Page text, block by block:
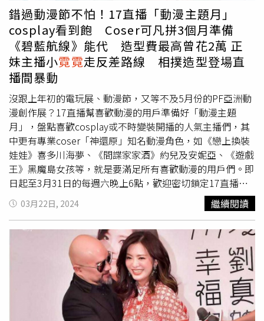
息告知要上船，沒想到彩排時竟穿著一身閃亮造型現身，還
主動協助幕後工作，讓眾人又驚又喜。為了讓辛龍順利登
台，陳美鳳還特地刪減3首歌曲騰出表演時間。當晚辛龍除
了與陳美鳳合唱經典歌曲〈愛情釀的酒〉外，也重現久違的
模仿秀。他坦言自己已經至少6年沒有公開模仿，「其實會
緊張」，但一拿起麥克風便立刻進入狀態，接連模仿張學
友、王傑、余天、姜育恆、齊秦及費玉清等歌手，無論歌聲
或神韻都維妙維肖，贏得滿場掌聲。陳美鳳笑說：「老闆賺
到、觀眾也賺到。」因為辛龍不僅唱歌，還帶來模仿橋段，
讓整場演唱會驚喜不斷。許多旅客事後也表示，能夠在郵輪
上看到久違的辛龍站上舞台，堪稱此行最大彩蛋。辛龍先前
曾透露，過去幾年幾乎把全部時間投入照顧女兒與音樂創
作。談到如今已10歲的霓霓，他認為女兒遺傳了劉真的好品
味，無論外型、個性或穿搭想法都很像媽媽。不過為了保護
孩子隱私，他也多次懇請外界不要拍攝女兒，希望她能在平
靜環境中健康成長。辛龍近日帶著10歲女兒搭乘郵輪出遊，
被好友王瞳巧遇並開心合影。（圖／翻攝自臉書，王瞳）
錯過動漫節不怕！17直播「動漫主題月」
cosplay看到飽 Coser可凡拼3個月準備
《碧藍航線》能代 造型費最高曾花2萬 正
妹主播小霓霓走反差路線 相撲造型登場直
播間暴動
沒跟上年初的電玩展、動漫節，又等不及5月份的PF亞洲動
漫創作展？17直播幫喜歡動漫的用戶準備好「動漫主題
月」，盤點喜歡cosplay或不時變裝開播的人氣主播們，其
中更有專業coser「神還原」知名動漫角色，如《戀上換裝
娃娃》喜多川海夢、《間諜家家酒》約兒及安妮亞、《遊戲
王》黑魔島女孩等，就是要滿足所有喜歡動漫的用戶們。即
日起至3月31日的每週六晚上6點，歡迎密切鎖定17直播，
尋找自己最喜歡的變裝主播吧！Coser可凡化身《鬥陣特
攻》D.Va，「神還原」造型花費約2萬。（圖／17LIVE提
供）元老級主播可凡kofan加入17直播長達8年，約3年前正
式成為專業coser，至今cos超過30個動漫角色，分享平均
每個角色準備期長達半年，最高造型費的角色是《鬥陣特
攻》的D.Va（約2萬），而最難準備的則是《碧藍航線》能
代及《孤獨搖滾！》後藤一里（小孤獨），甚至還找到跟動
漫同款電吉他、手工製作超大芒果紙箱，只為還原角色。可
凡表示，「自己也很喜歡看動漫，常常在直播間跟觀眾聊哪
03月22日, 2024 繼續閱讀